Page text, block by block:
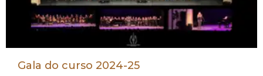
Gala do curso 2024-25